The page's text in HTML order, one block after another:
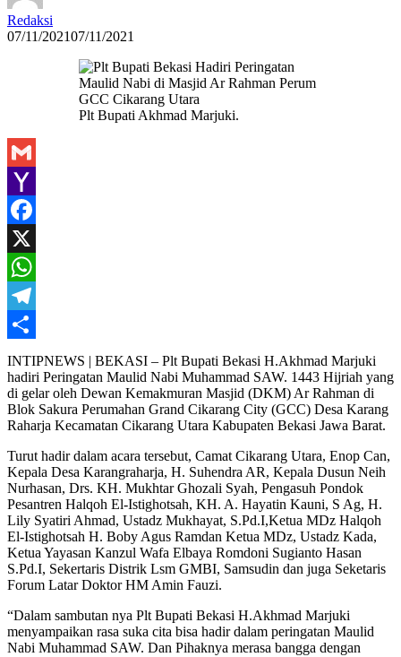
Redaksi
07/11/202107/11/2021
Plt Bupati Akhmad Marjuki.
Gmail
Yahoo
Mail
Facebook
X
WhatsApp
Telegram
Share
INTIPNEWS | BEKASI – Plt Bupati Bekasi H.Akhmad Marjuki
hadiri Peringatan Maulid Nabi Muhammad SAW. 1443 Hijriah yang
di gelar oleh Dewan Kemakmuran Masjid (DKM) Ar Rahman di
Blok Sakura Perumahan Grand Cikarang City (GCC) Desa Karang
Raharja Kecamatan Cikarang Utara Kabupaten Bekasi Jawa Barat.
Turut hadir dalam acara tersebut, Camat Cikarang Utara, Enop Can,
Kepala Desa Karangraharja, H. Suhendra AR, Kepala Dusun Neih
Nurhasan, Drs. KH. Mukhtar Ghozali Syah, Pengasuh Pondok
Pesantren Halqoh El-Istighotsah, KH. A. Hayatin Kauni, S Ag, H.
Lily Syatiri Ahmad, Ustadz Mukhayat, S.Pd.I,Ketua MDz Halqoh
El-Istighotsah H. Boby Agus Ramdan Ketua MDz, Ustadz Kada,
Ketua Yayasan Kanzul Wafa Elbaya Romdoni Sugianto Hasan
S.Pd.I, Sekertaris Distrik Lsm GMBI, Samsudin dan juga Seketaris
Forum Latar Doktor HM Amin Fauzi.
“Dalam sambutan nya Plt Bupati Bekasi H.Akhmad Marjuki
menyampaikan rasa suka cita bisa hadir dalam peringatan Maulid
Nabi Muhammad SAW. Dan Pihaknya merasa bangga dengan